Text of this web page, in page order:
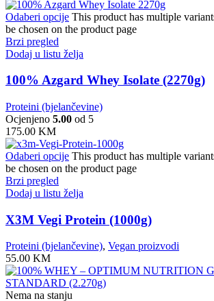
Odaberi opcije This product has multiple
be chosen on the product page
Brzi pregled
Dodaj u listu želja
100% Azgard Whey Isolate (2270g)
Proteini (bjelančevine)
Ocjenjeno 5.00 od 5
175.00 KM
Odaberi opcije This product has multiple
be chosen on the product page
Brzi pregled
Dodaj u listu želja
X3M Vegi Protein (1000g)
Proteini (bjelančevine), Vegan proizvodi
55.00 KM
Nema na stanju